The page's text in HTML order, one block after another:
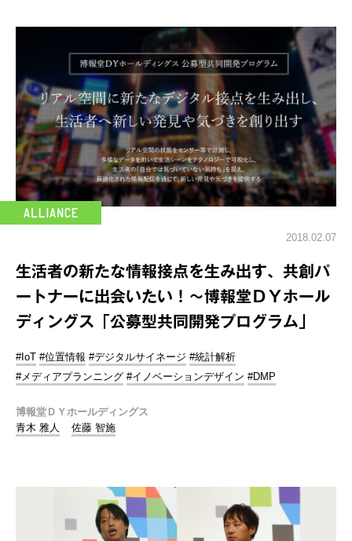
2018.02.07
生活者の新たな情報接点を生み出す、共創パ
ートナーに出会いたい！～博報堂ＤＹホール
ディングス「公募型共同開発プログラム」
#IoT #位置情報 #デジタルサイネージ #統計解析
#メディアプランニング #イノベーションデザイン #DMP
博報堂ＤＹホールディングス
青木 雅人
佐藤 智施